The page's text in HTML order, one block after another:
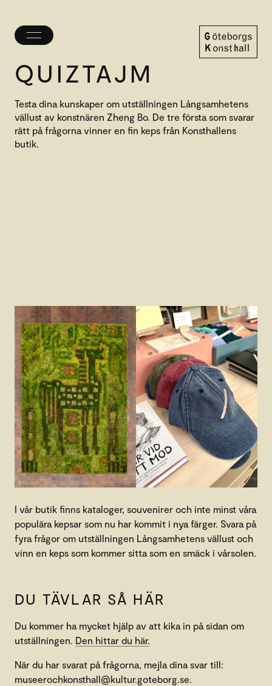
Öppna/stäng
QUIZTAJM
Testa dina kunskaper om utställningen Långsamhetens
vällust av konstnären Zheng Bo. De tre första som svarar
rätt på frågorna vinner en fin keps från Konsthallens
butik.
I vår butik finns kataloger, souvenirer och inte minst våra
populära kepsar som nu har kommit i nya färger. Svara på
fyra frågor om utställningen Långsamhetens vällust och
vinn en keps som kommer sitta som en smäck i vårsolen.
DU TÄVLAR SÅ HÄR
Du kommer ha mycket hjälp av att kika in på sidan om
utställningen. Den hittar du här.
När du har svarat på frågorna, mejla dina svar till:
museerochkonsthall@kultur.goteborg.se.